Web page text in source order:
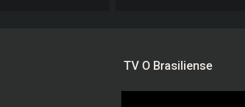
TV O Brasiliense